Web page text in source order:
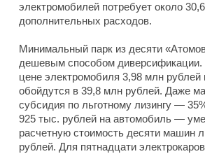
электромобилей потребует около
дополнительных расходов.
Минимальный парк из десяти
дешевым способом диверсификации.
цене электромобиля 3,98 млн
обойдутся в 39,8 млн рублей. Даже
субсидия по льготному лизингу —
925 тыс. рублей на автомобиль —
расчетную стоимость десяти машин
рублей. Для пятнадцати